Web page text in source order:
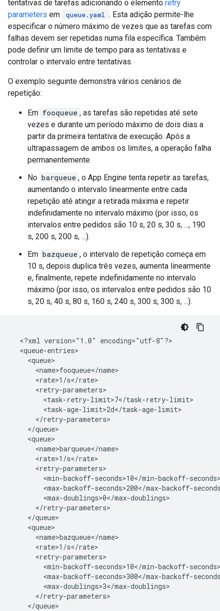
tentativas de tarefas adicionando o elemento retry
parameters em queue.yaml . Esta adição permite-lhe
especificar o número máximo de vezes que as tarefas com
falhas devem ser repetidas numa fila específica. Também
pode definir um limite de tempo para as tentativas e
controlar o intervalo entre tentativas.
O exemplo seguinte demonstra vários cenários de
repetição:
Em fooqueue , as tarefas são repetidas até sete
vezes e durante um período máximo de dois dias a
partir da primeira tentativa de execução. Após a
ultrapassagem de ambos os limites, a operação falha
permanentemente.
No barqueue , o App Engine tenta repetir as tarefas,
aumentando o intervalo linearmente entre cada
repetição até atingir a retirada máxima e repetir
indefinidamente no intervalo máximo (por isso, os
intervalos entre pedidos são 10 s, 20 s, 30 s, ..., 190
s, 200 s, 200 s, ...).
Em bazqueue , o intervalo de repetição começa em
10 s, depois duplica três vezes, aumenta linearmente
e, finalmente, repete indefinidamente no intervalo
máximo (por isso, os intervalos entre pedidos são 10
s, 20 s, 40 s, 80 s, 160 s, 240 s, 300 s, 300 s, ...).
  <?xml version="1.0" encoding="utf-8"?>
  <queue-entries>
    <queue>
      <name>fooqueue</name>
      <rate>1/s</rate>
      <retry-parameters>
        <task-retry-limit>7</task-retry-limit>
        <task-age-limit>2d</task-age-limit>
      </retry-parameters>
    </queue>
    <queue>
      <name>barqueue</name>
      <rate>1/s</rate>
      <retry-parameters>
<min-backoff-seconds>10</min-backoff-
<max-backoff-seconds>200</max-backoff-
        <max-doublings>0</max-doublings>
      </retry-parameters>
    </queue>
    <queue>
      <name>bazqueue</name>
      <rate>1/s</rate>
      <retry-parameters>
<min-backoff-seconds>10</min-backoff-
<max-backoff-seconds>300</max-backoff-
        <max-doublings>3</max-doublings>
      </retry-parameters>
    </queue>